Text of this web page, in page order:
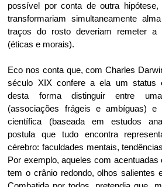
possível por conta de outra
transformariam simultaneamente
traços do rosto deveriam remeter a
(éticas e morais).
Eco nos conta que, com Charles
século XIX confere a ela um status
desta forma distinguir entre
(associações frágeis e ambíguas) e
científica (baseada em estudos
postula que tudo encontra
cérebro: faculdades mentais,
Por exemplo, aqueles com acentuadas
tem o crânio redondo, olhos salientes